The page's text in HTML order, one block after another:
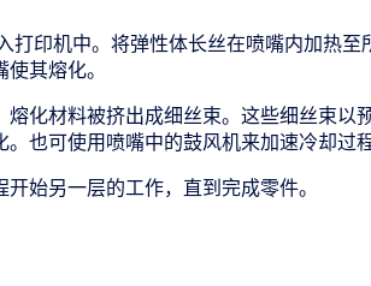
打印机中。将弹性体长丝在喷嘴内加热至
其熔化。
化材料被挤出成细丝束。这些细丝束以
也可使用喷嘴中的鼓风机来加速冷却过程
始另一层的工作，直到完成零件。